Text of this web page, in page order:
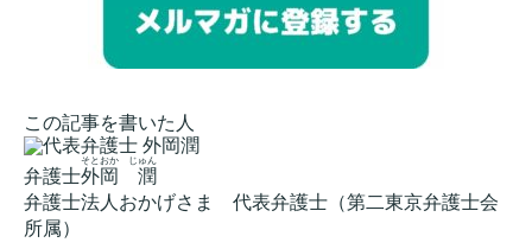
この記事を書いた人
弁護士外岡 潤
そとおか じゅん
弁護士法人おかげさま 代表弁護士（第二東京弁護士会
所属）